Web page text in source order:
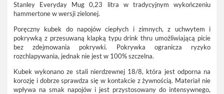
Stanley Everyday Mug 0,23 litra w tradycyjnym wykończeniu
hammertone w wersji zielonej.
Poręczny kubek do napojów ciepłych i zimnych, z uchwytem i
pokrywką z przesuwaną klapką typu drink thru umożliwiającą picie
bez zdejmowania pokrywki. Pokrywka ogranicza ryzyko
rozchlapywania, jednak nie jest w 100% szczelna.
Kubek wykonano ze stali nierdzewnej 18/8, która jest odporna na
korozję i dobrze sprawdza się w kontakcie z żywnością. Materiał nie
wpływa na smak napojów i jest przystosowany do intensywnego,